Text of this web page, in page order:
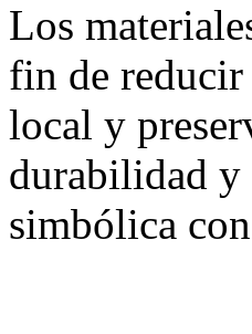
Los
fin de
local y
durabilidad y
simbólica